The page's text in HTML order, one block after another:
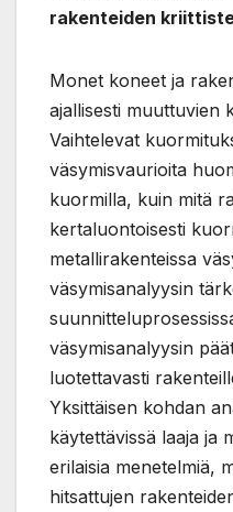
rakenteiden
Monet koneet ja
ajallisesti muuttuvien
Vaihtelevat
väsymisvaurioita
kuormilla, kuin mitä
kertaluontoisesti
metallirakenteissa
väsymisanalyysin
väsymisanalyysin
luotettavasti
Yksittäisen kohdan
käytettävissä laaja ja
erilaisia menetelmiä,
hitsattujen